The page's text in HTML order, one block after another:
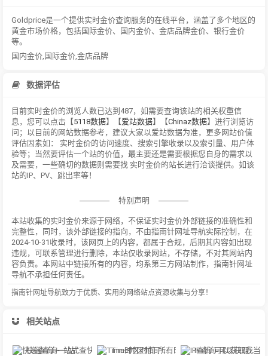
Goldprice是一个提供实时金价查询服务的在线平台，涵盖了多个地区的
黄金市场价格，包括国际金价、国内金价、金店品牌金价、银行金价
等。
国内金价,国际金价,金店品牌
数据评估
目前实时金价的浏览人数已达到487，如需要查询该站的相关权重信
息，您可以点击【5118数据】【爱站数据】【Chinaz数据】进行浏览访
问；以目前的网站数据参考，建议大家以爱站数据为准，更多网站价值
评估因素如： 实时金价的访问速度、搜索引擎收录以及索引量、用户体
验等；当然要评估一个站的价值，最主要还是需要根据您自身的需求以
及需要，一些确切的数据则需要找 实时金价的站长进行洽谈提供。如该
站的IP、PV、跳出率等！
特别声明
本站收集的实时金价来源于网络，不保证实时金价外部链接的准确性和
完整性，同时，该外部链接的指向，不由指南针网址导航实际控制，在
2024-10-31收录时，该网页上的内容，都属于合规，后期其内容如出现
违规，可联系管理进行删除，本站仅收录网站，不存储，不对其网站内
容负责。本网站中链接所有的内容，均系第三方网站制作，指南针网址
导航不承担任何责任。
指南针网址导航致力于优质、实用的网络站点资源收集与分享！
相关站点
快递查询-一站式查快递、寄快递信息服务平台 Time时区时间-所有时区精确的官方原子钟时间 IP查询-可以获取我当前的IP地址和本机IP,